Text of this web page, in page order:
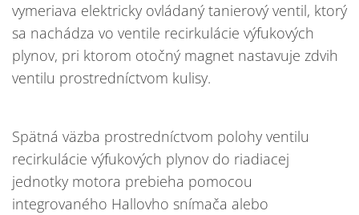
vymeriava elektricky ovládaný tanierový ventil, ktorý
sa nachádza vo ventile recirkulácie výfukových
plynov, pri ktorom otočný magnet nastavuje zdvih
ventilu prostredníctvom kulisy.
Spätná väzba prostredníctvom polohy ventilu
recirkulácie výfukových plynov do riadiacej
jednotky motora prebieha pomocou
integrovaného Hallovho snímača alebo